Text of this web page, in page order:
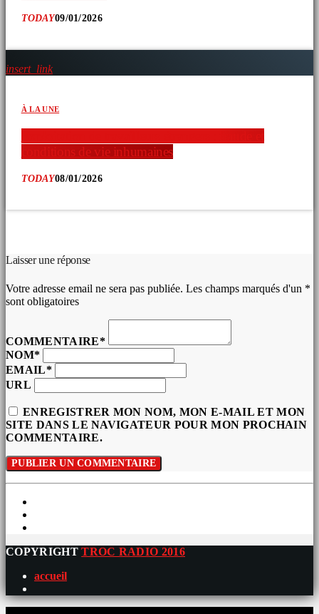
TODAY09/01/2026
insert_link
À LA UNE
conditions de vie inhumaines
TODAY08/01/2026
Laisser une réponse
Votre adresse email ne sera pas publiée. Les champs marqués d'un *
sont obligatoires
COMMENTAIRE*
NOM*
EMAIL*
URL
ENREGISTRER MON NOM, MON E-MAIL ET MON
SITE DANS LE NAVIGATEUR POUR MON PROCHAIN
COMMENTAIRE.
COPYRIGHTTROC RADIO 2016
accueil